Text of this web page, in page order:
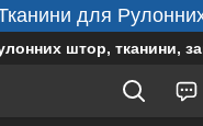
для
штор, тканини,